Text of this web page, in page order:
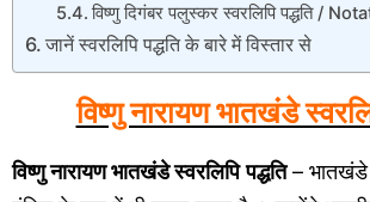
विष्णु दिगंबर पलुस्कर स्वरलिपि पद्धति /
जानें स्वरलिपि पद्धति के बारे में विस्तार से
विष्णु नारायण भातखंडे
विष्णु नारायण भातखंडे स्वरलिपि पद्धति– भातखंडे